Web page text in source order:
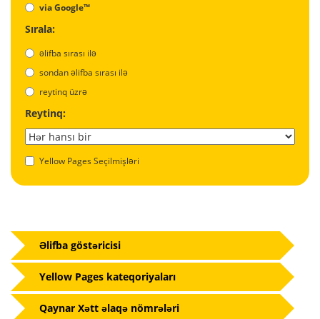
via Google™
Sırala:
əlifba sırası ilə
sondan əlifba sırası ilə
reytinq üzrə
Reytinq:
Yellow Pages Seçilmişləri
Əlifba göstəricisi
Yellow Pages kateqoriyaları
Qaynar Xətt əlaqə nömrələri